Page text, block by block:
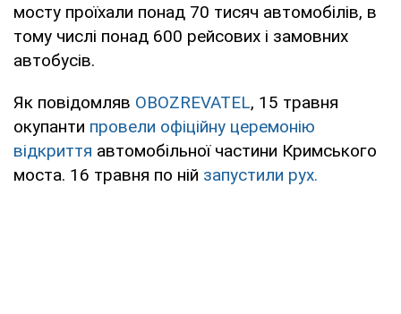
мосту проїхали понад 70 тисяч автомобілів, в
тому числі понад 600 рейсових і замовних
автобусів.
Як повідомляв OBOZREVATEL, 15 травня
окупанти провели офіційну церемонію
відкриття автомобільної частини Кримського
моста. 16 травня по ній запустили рух.